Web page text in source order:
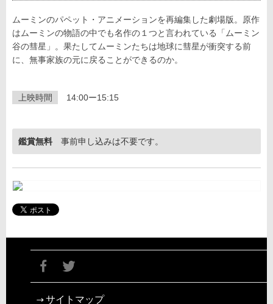
ムーミンのパペット・アニメーションを再編集した劇場版。原作
はムーミンの物語の中でも名作の１つと言われている「ムーミン
谷の彗星」。果たしてムーミンたちは地球に彗星が衝突する前
に、無事家族の元に戻ることができるのか。
上映時間 14:00ー15:15
鑑賞無料 事前申し込みは不要です。
サイトマップ